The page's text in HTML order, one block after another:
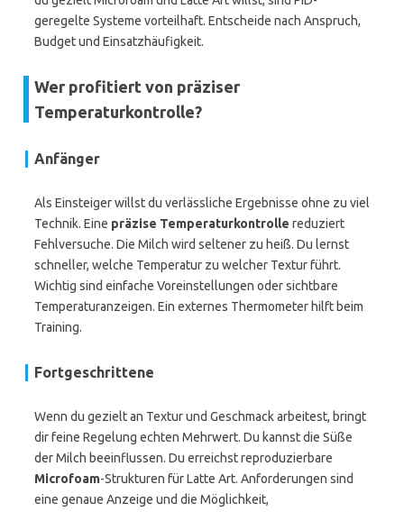
geregelte Systeme vorteilhaft. Entscheide nach Anspruch,
Budget und Einsatzhäufigkeit.
Wer profitiert von präziser
Temperaturkontrolle?
Anfänger
Als Einsteiger willst du verlässliche Ergebnisse ohne zu viel
Technik. Eine präzise Temperaturkontrolle reduziert
Fehlversuche. Die Milch wird seltener zu heiß. Du lernst
schneller, welche Temperatur zu welcher Textur führt.
Wichtig sind einfache Voreinstellungen oder sichtbare
Temperaturanzeigen. Ein externes Thermometer hilft beim
Training.
Fortgeschrittene
Wenn du gezielt an Textur und Geschmack arbeitest, bringt
dir feine Regelung echten Mehrwert. Du kannst die Süße
der Milch beeinflussen. Du erreichst reproduzierbare
Microfoam-Strukturen für Latte Art. Anforderungen sind
eine genaue Anzeige und die Möglichkeit,